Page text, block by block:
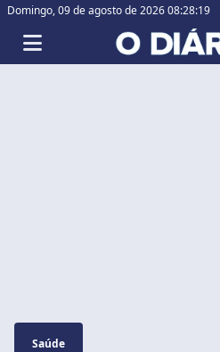
Domingo,09 de agosto de 2026 08:28:20
Saúde